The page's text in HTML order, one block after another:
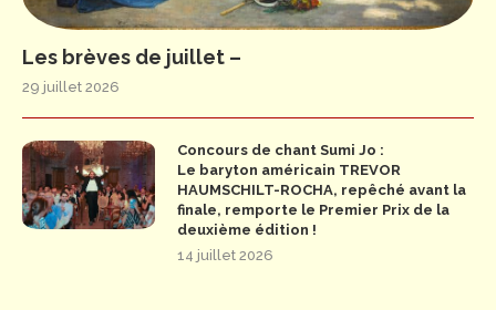
Les brèves de juillet –
29 juillet 2026
Concours de chant Sumi Jo :
Le baryton américain TREVOR
HAUMSCHILT-ROCHA, repêché avant la
finale, remporte le Premier Prix de la
deuxième édition !
14 juillet 2026